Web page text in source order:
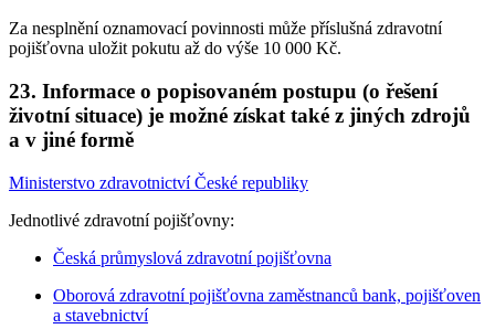
Za nesplnění oznamovací povinnosti může příslušná zdravotní
pojišťovna uložit pokutu až do výše 10 000 Kč.
23. Informace o popisovaném postupu (o řešení
životní situace) je možné získat také z jiných zdrojů
a v jiné formě
Ministerstvo zdravotnictví České republiky
Jednotlivé zdravotní pojišťovny:
Česká průmyslová zdravotní pojišťovna
Oborová zdravotní pojišťovna zaměstnanců bank, pojišťoven
a stavebnictví